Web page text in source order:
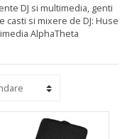
DJ si multimedia, genti
casti si mixere de DJ: Huse
AlphaTheta